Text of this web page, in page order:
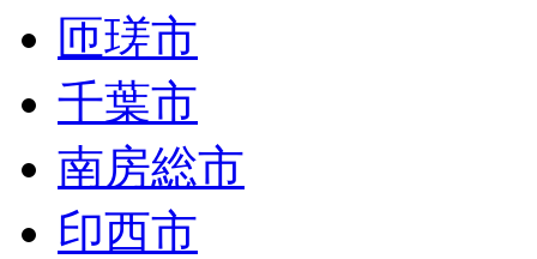
匝瑳市
千葉市
南房総市
印西市